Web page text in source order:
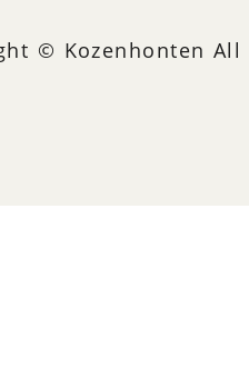
© Kozenhonten All